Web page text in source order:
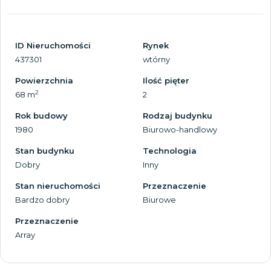
ID Nieruchomości
437301
Rynek
wtórny
Powierzchnia
68 m2
Ilość pięter
2
Rok budowy
1980
Rodzaj budynku
Biurowo-handlowy
Stan budynku
Dobry
Technologia
Inny
Stan nieruchomości
Bardzo dobry
Przeznaczenie
Biurowe
Przeznaczenie
Array